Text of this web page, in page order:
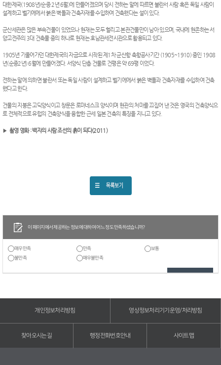
대한제국(1908년/순종 2년 6월)에 만들어졌으며 당시 전하는 말에 따르면 불란서 사람 혹은 독일 사람이
설계하고 벨기에에서 붉은 벽돌과 건축자재를 수입하여 건축했다는 설이 있다.
군산세관은 많은 부속건물이 있었으나 현재는 모두 헐리고 본관건물만이 남아 있으며, 국내에 현존하는 서
양고전주의 3대 건축물 중의 하나로 현재는 호남관세전시관으로 활용되고 있다.
1905년 기울어가던 대한제국의 자금으로 시작된 제1차 군산항 축항공사기간 (1905~1910) 중인 1908
년(순종2년) 6월에 만들어졌다. 서양식 단층 건물로 건평은 약 69평 이었다.
전하는 말에 의하면 불란서 또는 독일 사람이 설계하고 벨기에에서 붉은 벽돌과 건축자재를 수입하여 건축
했다고 한다.
건물의 지붕은 고딕양식이고 창문은 로마네스크 양식이며 현관의 처마를 끄집어 낸 것은 영국의 건축양식으
로 전체적으로 유럽의 건축양식을 융합한 근세 일본 건축의 특징을 지니고 있다.
▶ 촬영 영화 : 백자의 사람 조선의 흙이 되다(2011)
이 페이지에서 제공하는 정보에 대하여 어느 정도 만족하셨습니까?
매우만족 만족
보통
불만족
매우불만족
개인정보처리방침 영상정보처리기기운영/처리방침
찾아오시는길 행정전화번호안내 사이트맵